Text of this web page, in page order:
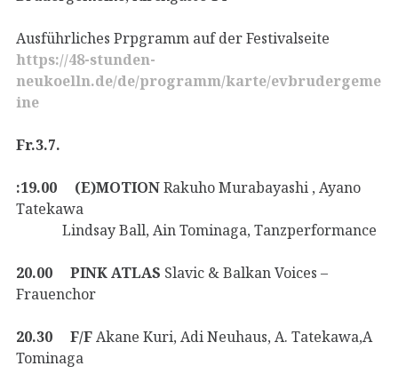
Ausführliches Prpgramm auf der Festivalseite
https://48-stunden-
neukoelln.de/de/programm/karte/evbrudergeme
ine
Fr.3.7.
:19.00 (E)MOTIONRakuho Murabayashi , Ayano
Tatekawa
Lindsay Ball, Ain Tominaga, Tanzperformance
20.00 PINK ATLAS Slavic & Balkan Voices –
Frauenchor
20.30 F/FAkane Kuri, Adi Neuhaus, A. Tatekawa,A
Tominaga